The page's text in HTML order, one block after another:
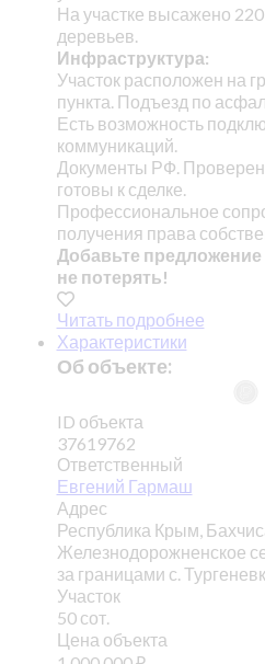
На участке высажено
деревьев.
Инфраструктура:
Участок расположен на
пункта. Подъезд по
Есть возможность
коммуникаций.
Документы РФ.
готовы к сделке.
Профессиональное
получения права
Добавьте предложение
не потерять!
Читать подробнее
Характеристики
Об объекте:
ID объекта
37619762
Ответственный
Евгений Гармаш
Адрес
Республика Крым,
Железнодорожненское
за границами с.
Участок
50 сот.
Цена объекта